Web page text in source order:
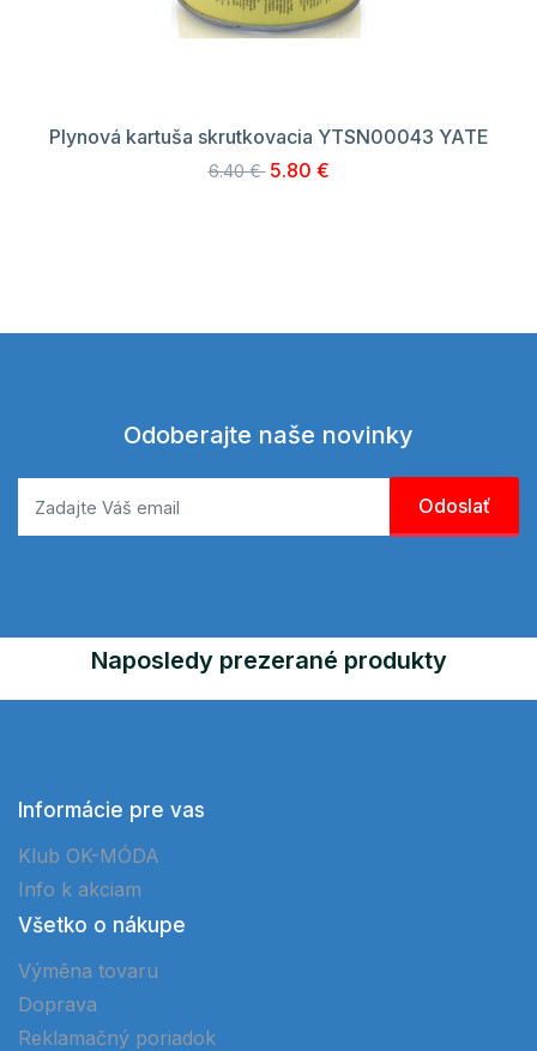
Plynová kartuša skrutkovacia YTSN00043 YATE
6.40 € 5.80 €
Odoberajte naše novinky
Naposledy prezerané produkty
Informácie pre vas
Klub OK-MÓDA
Info k akciam
Všetko o nákupe
Výměna tovaru
Doprava
Reklamačný poriadok